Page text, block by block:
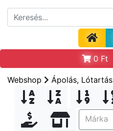
0 Ft
Webshop Ápolás, Lótartás
Márka